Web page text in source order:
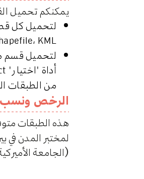
يمكنكم تحميل
لتحميل كل
، KML
لتحميل قسم
أداة "اختيار"
من الطبقات
الرخص ونسب
هذه الطبقات
لمختبر المدن في
(الجامعة